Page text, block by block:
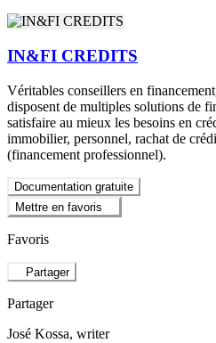
IN&FI CREDITS
Véritables conseillers en
disposent de multiples solutions de
satisfaire au mieux les besoins en
immobilier, personnel, rachat de
(financement professionnel).
Documentation gratuite
Mettre en favoris
Favoris
Partager
Partager
José Kossa, writer